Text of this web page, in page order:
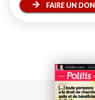
FAIRE UN DON